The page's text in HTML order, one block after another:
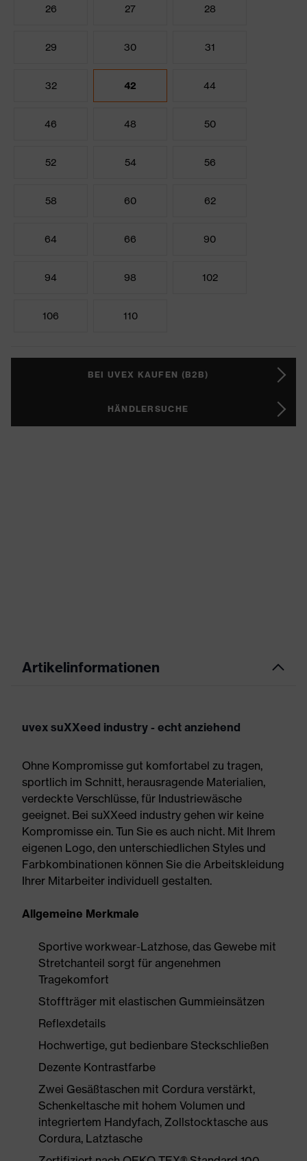
26 27 28
29 30 31
32 42 44
46 48 50
52 54 56
58 60 62
64 66 90
94 98 102
106 110
BEI UVEX KAUFEN (B2B)
HÄNDLERSUCHE
Artikelinformationen
uvex suXXeed industry - echt anziehend
Ohne Kompromisse gut komfortabel zu tragen,
sportlich im Schnitt, herausragende Materialien,
verdeckte Verschlüsse, für Industriewäsche
geeignet. Bei suXXeed industry gehen wir keine
Kompromisse ein. Tun Sie es auch nicht. Mit Ihrem
eigenen Logo, den unterschiedlichen Styles und
Farbkombinationen können Sie die Arbeitskleidung
Ihrer Mitarbeiter individuell gestalten.
Allgemeine Merkmale
Sportive workwear-Latzhose, das Gewebe mit
Stretchanteil sorgt für angenehmen
Tragekomfort
Stoffträger mit elastischen Gummieinsätzen
Reflexdetails
Hochwertige, gut bedienbare Steckschließen
Dezente Kontrastfarbe
Zwei Gesäßtaschen mit Cordura verstärkt,
Schenkeltasche mit hohem Volumen und
integriertem Handyfach, Zollstocktasche aus
Cordura, Latztasche